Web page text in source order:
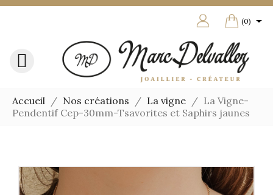

(0)

Accueil Nos créations La vigne
La Vigne-
Pendentif Cep-30mm-Tsavorites et Saphirs jaunes